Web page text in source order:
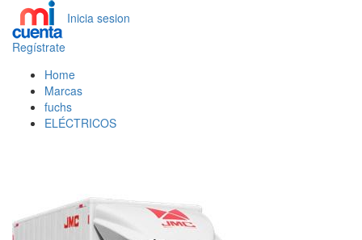
Inicia sesion
Regístrate
Home
Marcas
fuchs
ELÉCTRICOS